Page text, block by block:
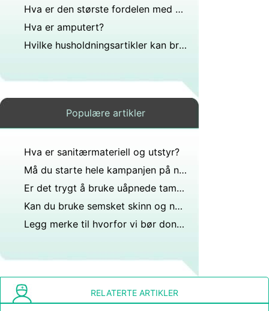
Hva er den største fordelen med å bruke søppel til transport av offer?
Hva er amputert?
Hvilke husholdningsartikler kan brukes som en nødispose?
Populære artikler
Hva er sanitærmateriell og utstyr?
Må du starte hele kampanjen på nytt hvis den er skadet av spesielle infiserte eller kan kapittelet og fortsatt ikke få noe prestasjon i left 4 dead?
Er det trygt å bruke uåpnede tamponger fra år tilbake?
Kan du bruke semsket skinn og nubuck-rens på saueskinnsstøvlene?
Legg merke til hvorfor vi bør donere
RELATERTE ARTIKLER